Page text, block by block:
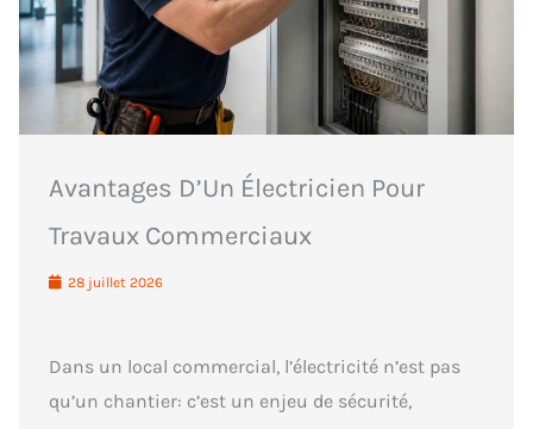
Avantages D’Un Électricien Pour
Travaux Commerciaux
28 juillet 2026
Dans un local commercial, l’électricité n’est pas
qu’un chantier: c’est un enjeu de sécurité,